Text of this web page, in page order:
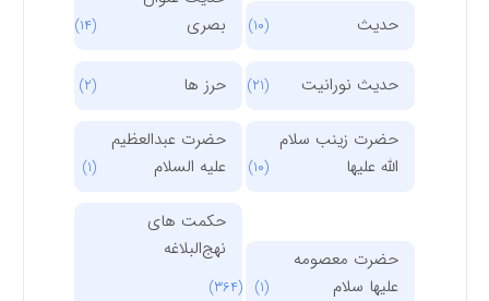
حدیث
بصری
حدیث نورانیت حرز ها
حضرت زینب سلام
الله علیها
حضرت عبدالعظیم
علیه السلام
حضرت معصومه
علیها سلام
حکمت های
نهج‌البلاغه
(364)